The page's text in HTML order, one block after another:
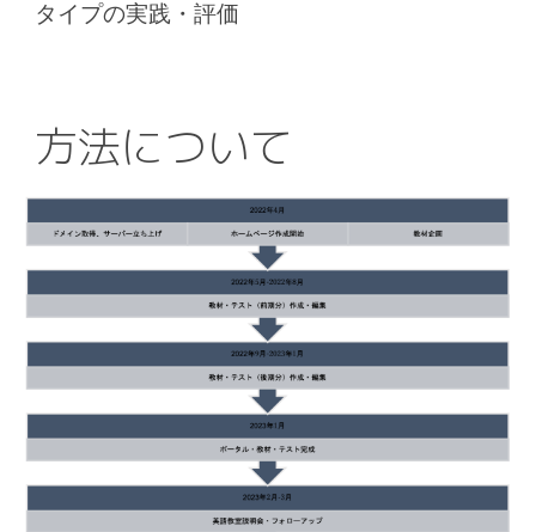
タイプの実践・評価
方法について